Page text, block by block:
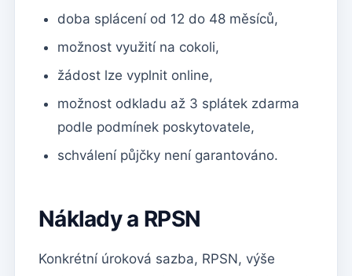
doba splácení od 12 do 48 měsíců,
možnost využití na cokoli,
žádost lze vyplnit online,
možnost odkladu až 3 splátek zdarma
podle podmínek poskytovatele,
schválení půjčky není garantováno.
Náklady a RPSN
Konkrétní úroková sazba, RPSN, výše